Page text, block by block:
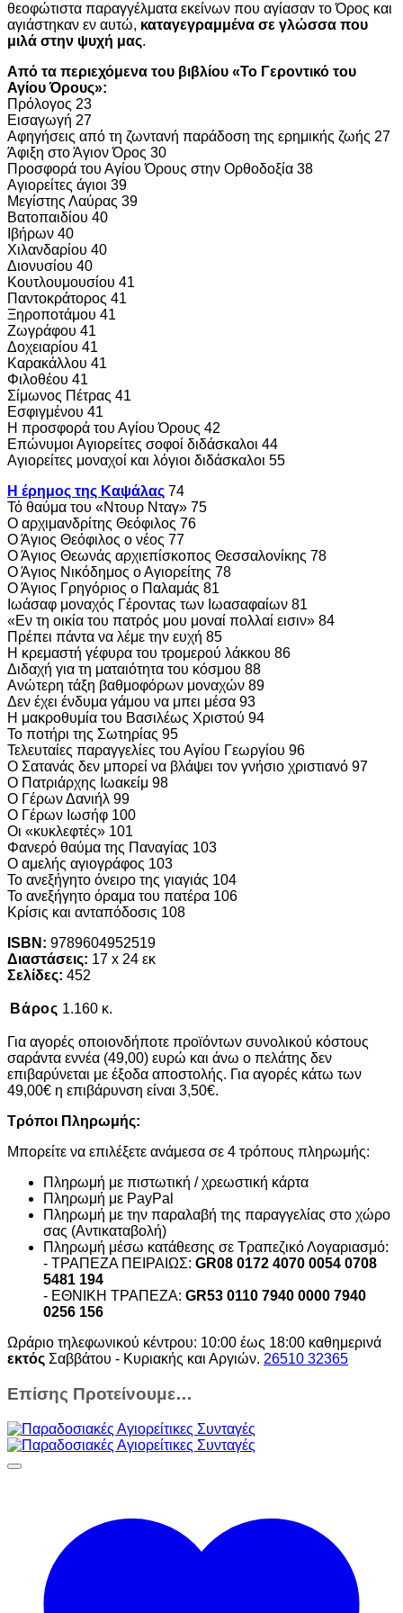
θεοφώτιστα παραγγέλματα εκείνων που αγίασαν το Όρος και
αγιάστηκαν εν αυτώ, καταγεγραμμένα σε γλώσσα που
μιλά στην ψυχή μας.
Από τα περιεχόμενα του βιβλίου «Το Γεροντικό του
Αγίου Όρους»:
Πρόλογος 23
Εισαγωγή 27
Αφηγήσεις από τη ζωντανή παράδοση της ερημικής ζωής 27
Άφιξη στο Άγιον Όρος 30
Προσφορά του Αγίου Όρους στην Ορθοδοξία 38
Αγιορείτες άγιοι 39
Μεγίστης Λαύρας 39
Βατοπαιδίου 40
Ιβήρων 40
Χιλανδαρίου 40
Διονυσίου 40
Κουτλουμουσίου 41
Παντοκράτορος 41
Ξηροποτάμου 41
Ζωγράφου 41
Δοχειαρίου 41
Καρακάλλου 41
Φιλοθέου 41
Σίμωνος Πέτρας 41
Eσφιγμένου 41
Η προσφορά του Αγίου Όρους 42
Επώνυμοι Αγιορείτες σοφοί διδάσκαλοι 44
Αγιορείτες μοναχοί και λόγιοι διδάσκαλοι 55
Η έρημος της Καψάλας 74
Τό θαύμα του «Ντουρ Νταγ» 75
Ο αρχιμανδρίτης Θεόφιλος 76
Ο Άγιος Θεόφιλος ο νέος 77
Ο Άγιος Θεωνάς αρχιεπίσκοπος Θεσσαλονίκης 78
Ο Άγιος Νικόδημος ο Αγιορείτης 78
Ο Άγιος Γρηγόριος ο Παλαμάς 81
Ιωάσαφ μοναχός Γέροντας των Ιωασαφαίων 81
«Εν τη οικία του πατρός μου μοναί πολλαί εισιν» 84
Πρέπει πάντα να λέμε την ευχή 85
Η κρεμαστή γέφυρα του τρομερού λάκκου 86
Διδαχή για τη ματαιότητα του κόσμου 88
Ανώτερη τάξη βαθμοφόρων μοναχών 89
Δεν έχει ένδυμα γάμου να μπει μέσα 93
Η μακροθυμία του Βασιλέως Χριστού 94
Το ποτήρι της Σωτηρίας 95
Τελευταίες παραγγελίες του Αγίου Γεωργίου 96
Ο Σατανάς δεν μπορεί να βλάψει τον γνήσιο χριστιανό 97
Ο Πατριάρχης Ιωακείμ 98
Ο Γέρων Δανιήλ 99
Ο Γέρων Ιωσήφ 100
Οι «κυκλεφτές» 101
Φανερό θαύμα της Παναγίας 103
Ο αμελής αγιογράφος 103
Το ανεξήγητο όνειρο της γιαγιάς 104
Το ανεξήγητο όραμα του πατέρα 106
Κρίσις και ανταπόδοσις 108
ISBN: 9789604952519
Διαστάσεις: 17 x 24 εκ
Σελίδες: 452
Βάρος 1.160 κ.
Για αγορές οποιονδήποτε προϊόντων συνολικού κόστους
σαράντα εννέα (49,00) ευρώ και άνω ο πελάτης δεν
επιβαρύνεται με έξοδα αποστολής. Για αγορές κάτω των
49,00€ η επιβάρυνση είναι 3,50€.
Τρόποι Πληρωμής:
Μπορείτε να επιλέξετε ανάμεσα σε 4 τρόπους πληρωμής:
Πληρωμή με πιστωτική / χρεωστική κάρτα
Πληρωμή με PayPal
Πληρωμή με την παραλαβή της παραγγελίας στο χώρο
σας (Αντικαταβολή)
Πληρωμή μέσω κατάθεσης σε Τραπεζικό Λογαριασμό:
- ΤΡΑΠΕΖΑ ΠΕΙΡΑΙΩΣ: GR08 0172 4070 0054 0708
5481 194
- ΕΘΝΙΚΗ ΤΡΑΠΕΖΑ: GR53 0110 7940 0000 7940
0256 156
Ωράριο τηλεφωνικού κέντρου: 10:00 έως 18:00 καθημερινά
εκτός Σαββάτου - Κυριακής και Αργιών. 26510 32365
Επίσης Προτείνουμε…